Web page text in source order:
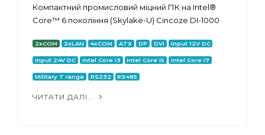
Компактний промисловий міцний ПК на Intel®
Core™ 6 покоління (Skylake-U) Cincoze DI-1000
2xCOM 2xLAN 4xCOM ATX DP DVI Input 12V DC
Input 24V DC Intel Core i3 Intel Core i5 Intel Core i7
Military T range RS232 RS485
ЧИТАТИ ДАЛІ...